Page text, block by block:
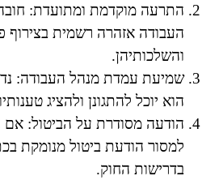
התרעה מוקדמת ומתועדת:
העבודה אזהרה רשמית בצירוף
והשלכותיהן.
שמיעת עמדת מנהל העבודה:
הוא יוכל להתגונן ולהציג
הודעה מסודרת על הביטול:
למסור הודעת ביטול מנומקת
בדרישות החוק.